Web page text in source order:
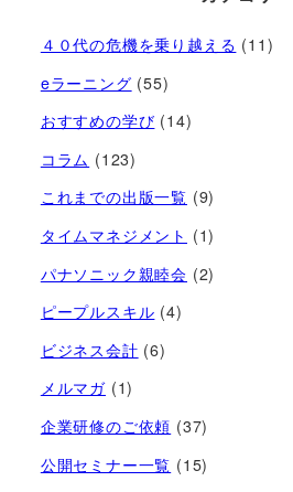
４０代の危機を乗り越える (11)
eラーニング (55)
おすすめの学び (14)
コラム (123)
これまでの出版一覧 (9)
タイムマネジメント (1)
パナソニック親睦会 (2)
ピープルスキル (4)
ビジネス会計 (6)
メルマガ (1)
企業研修のご依頼 (37)
公開セミナー一覧 (15)